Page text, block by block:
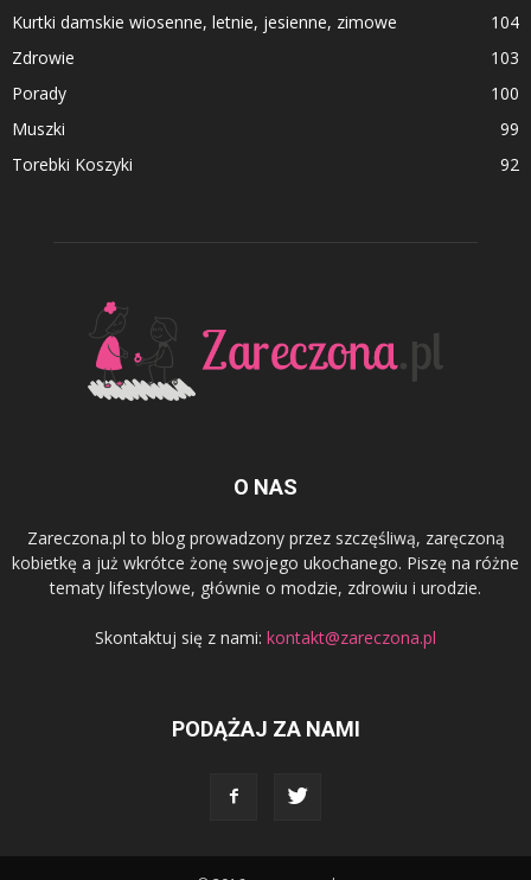
Kurtki damskie wiosenne, letnie, jesienne, zimowe
104
Zdrowie
103
Porady
100
Muszki
99
Torebki Koszyki
92
O NAS
Zareczona.pl to blog prowadzony przez szczęśliwą, zaręczoną
kobietkę a już wkrótce żonę swojego ukochanego. Piszę na różne
tematy lifestylowe, głównie o modzie, zdrowiu i urodzie.
Skontaktuj się z nami: kontakt@zareczona.pl
PODĄŻAJ ZA NAMI